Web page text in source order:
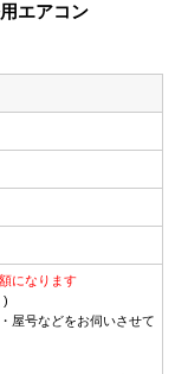
エアコン
になります
)
屋号などをお伺いさせて